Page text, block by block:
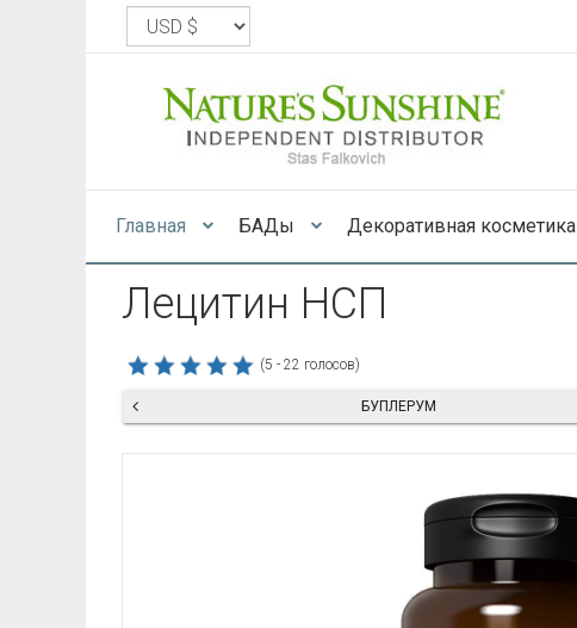
Главная БАДы Декоративная косметика
Лецитин НСП
(5 - 22 голосов)
БУПЛЕРУМ